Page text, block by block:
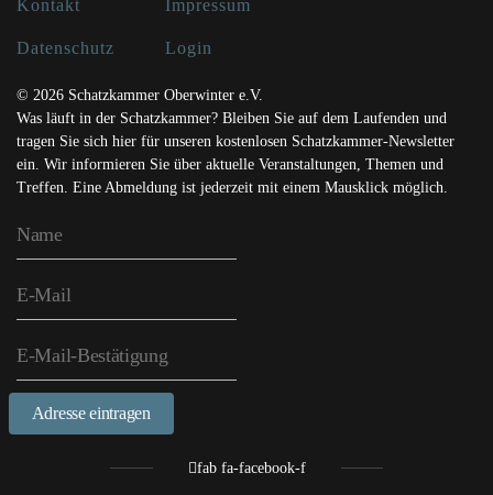
Kontakt Impressum
Datenschutz Login
© 2026 Schatzkammer Oberwinter e.V.
Was läuft in der Schatzkammer? Bleiben Sie auf dem Laufenden und
tragen Sie sich hier für unseren kostenlosen Schatzkammer-Newsletter
ein. Wir informieren Sie über aktuelle Veranstaltungen, Themen und
Treffen. Eine Abmeldung ist jederzeit mit einem Mausklick möglich.
Adresse eintragen
fab fa-facebook-f